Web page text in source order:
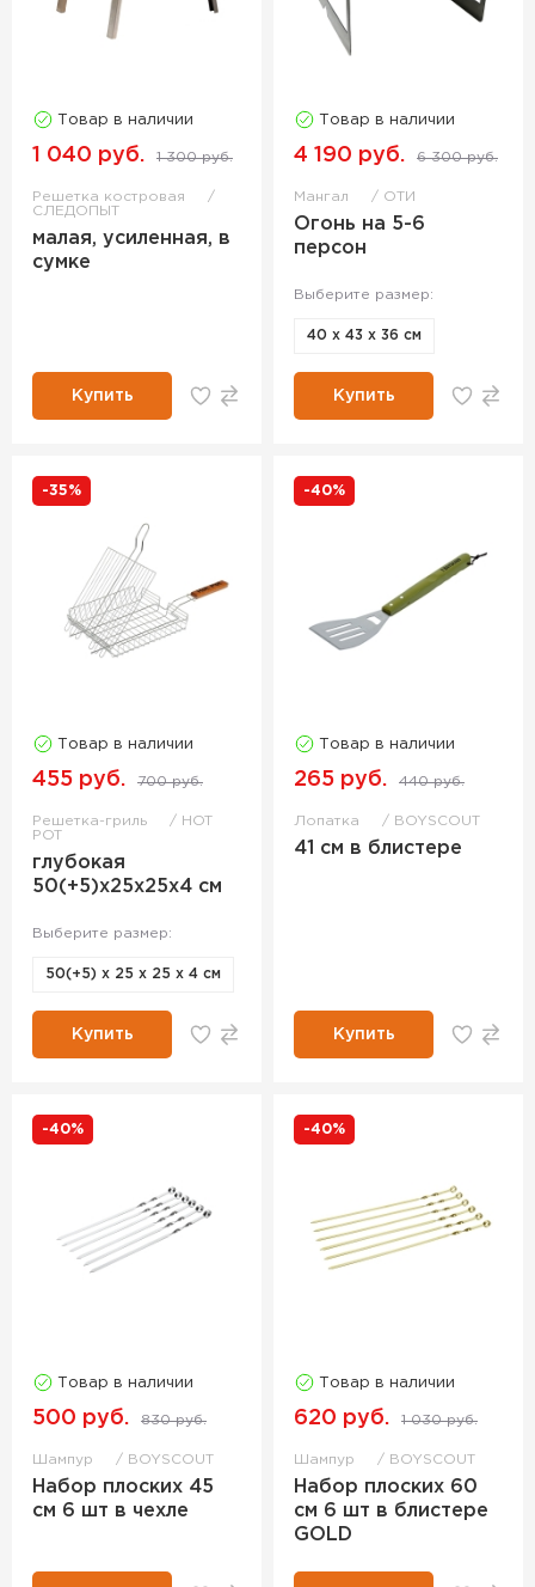
Товар в наличии
1 040 руб. 1 300 руб.
Решетка костровая
СЛЕДОПЫТ
малая, усиленная, в
сумке
Купить
Товар в наличии
4 190 руб. 6 300 руб.
Мангал ОТИ
Огонь на 5-6
персон
Выберите размер:
40 х 43 х 36 см
Купить
-35%
Товар в наличии
455 руб. 700 руб.
Решетка-гриль
HOT
POT
глубокая
50(+5)x25x25x4 cм
Выберите размер:
50(+5) x 25 x 25 x 4 cм
Купить
-40%
Товар в наличии
265 руб. 440 руб.
Лопатка BOYSCOUT
41 см в блистере
Купить
-40%
Товар в наличии
500 руб. 830 руб.
Шампур BOYSCOUT
Набор плоских 45
см 6 шт в чехле
-40%
Товар в наличии
620 руб. 1 030 руб.
Шампур BOYSCOUT
Набор плоских 60
см 6 шт в блистере
GOLD